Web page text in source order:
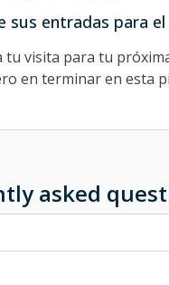
sus entradas para
tu visita para tu
en terminar en esta
asked